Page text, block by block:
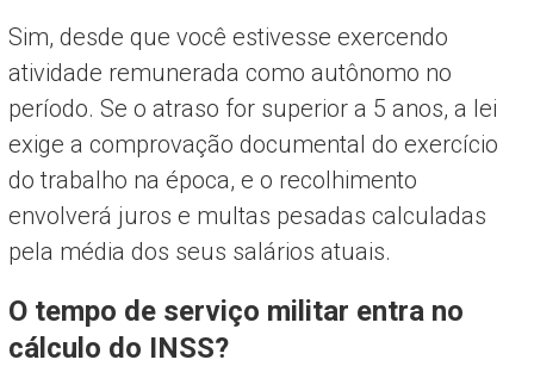
Sim, desde que você estivesse exercendo
atividade remunerada como autônomo no
período. Se o atraso for superior a 5 anos, a lei
exige a comprovação documental do exercício
do trabalho na época, e o recolhimento
envolverá juros e multas pesadas calculadas
pela média dos seus salários atuais.
O tempo de serviço militar entra no
cálculo do INSS?